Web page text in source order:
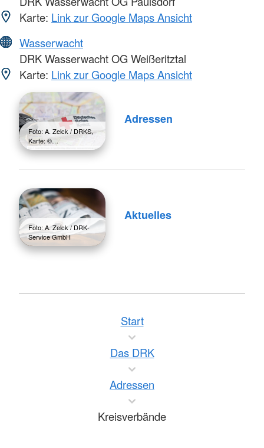
Karte: Link zur Google Maps Ansicht
Wasserwacht
DRK Wasserwacht OG Weißeritztal
Karte: Link zur Google Maps Ansicht
Foto: A. Zelck / DRKS,
Karte: ©…
Adressen
Foto: A. Zelck / DRK-
Service GmbH
Aktuelles
Start
Das DRK
Adressen
Kreisverbände